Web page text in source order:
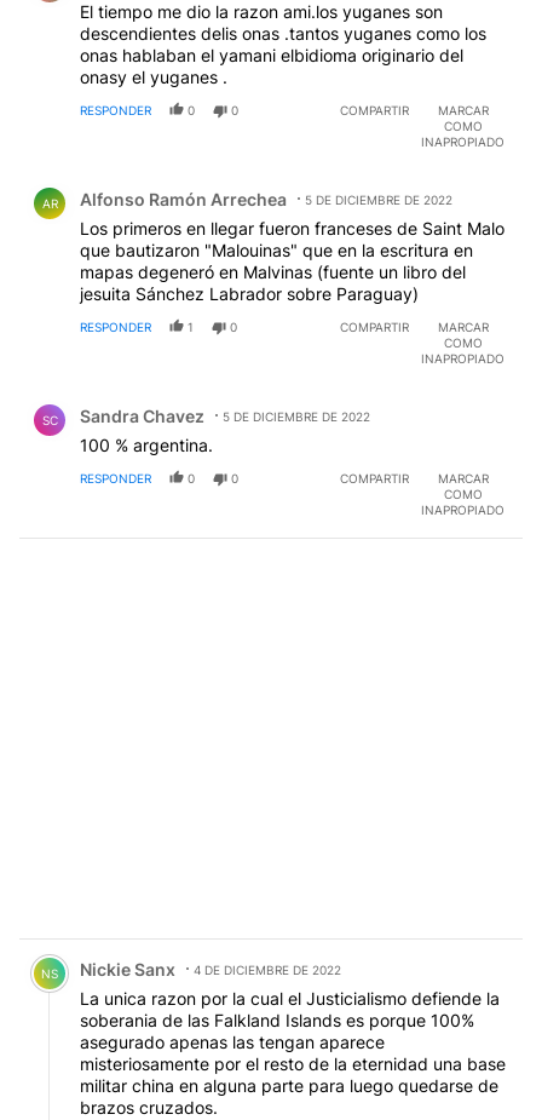
El tiempo me dio la razon ami.los yuganes son
descendientes delis onas .tantos yuganes como los
onas hablaban el yamani elbidioma originario del
onasy el yuganes .
RESPONDER 0 0 COMPARTIR
MARCAR
COMO
INAPROPIADO
AR Alfonso Ramón Arrechea 5 DE DICIEMBRE DE 2022
Los primeros en llegar fueron franceses de Saint Malo
que bautizaron "Malouinas" que en la escritura en
mapas degeneró en Malvinas (fuente un libro del
jesuita Sánchez Labrador sobre Paraguay)
RESPONDER 1 0 COMPARTIR
MARCAR
COMO
INAPROPIADO
SC Sandra Chavez 5 DE DICIEMBRE DE 2022
100 % argentina.
RESPONDER 0 0 COMPARTIR
MARCAR
COMO
INAPROPIADO
Comentario de Nickie Sanx.
NS Nickie Sanx 4 DE DICIEMBRE DE 2022
La unica razon por la cual el Justicialismo defiende la
soberania de las Falkland Islands es porque 100%
asegurado apenas las tengan aparece
misteriosamente por el resto de la eternidad una base
militar china en alguna parte para luego quedarse de
brazos cruzados.